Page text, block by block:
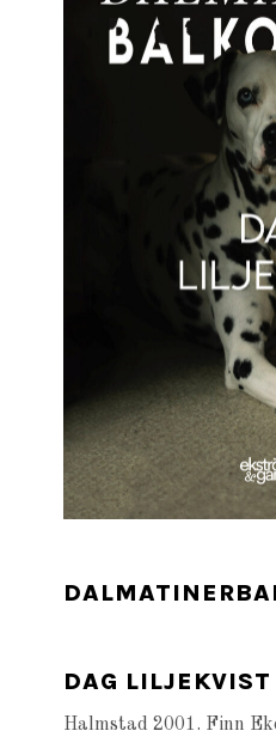
DAG LILJEKVIST
Halmstad 2001. Finn